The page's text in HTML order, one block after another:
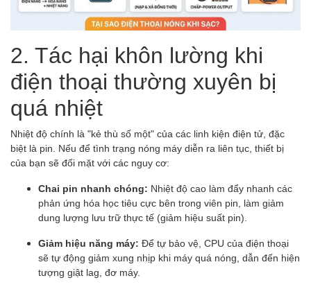
2. Tác hại khôn lường khi
điện thoại thường xuyên bị
quá nhiệt
Nhiệt độ chính là "kẻ thù số một" của các linh kiện điện tử, đặc
biệt là pin. Nếu để tình trạng nóng máy diễn ra liên tục, thiết bị
của bạn sẽ đối mặt với các nguy cơ:
Chai pin nhanh chóng: Nhiệt độ cao làm đẩy nhanh các
phản ứng hóa học tiêu cực bên trong viên pin, làm giảm
dung lượng lưu trữ thực tế (giảm hiệu suất pin).
Giảm hiệu năng máy: Để tự bảo vệ, CPU của điện thoại
sẽ tự động giảm xung nhịp khi máy quá nóng, dẫn đến hiện
tượng giật lag, đơ máy.